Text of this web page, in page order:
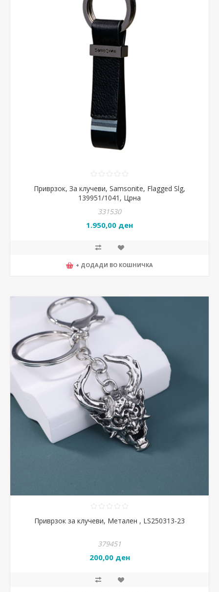
Приврзок, За клучеви, Samsonite, Flagged Slg,
139951/1041, Црна
331530
1.950,00 ден
+ ДОДАДИ ВО КОШНИЧКА
Приврзок за клучеви, Метален , LS250313-23
379451
200,00 ден